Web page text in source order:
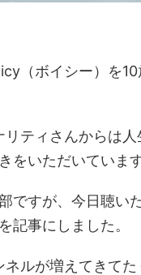
（ボイシー）を
ティさんからは人
をいただいています
ですが、今日聴い
記事にしました。
ルが増えてきてた